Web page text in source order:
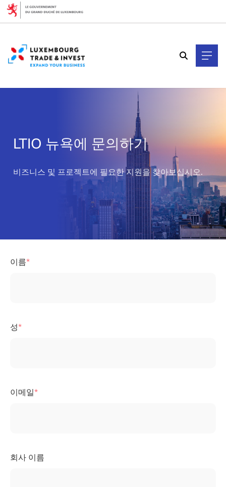
LTIO 뉴욕에 문의하기
비즈니스 및 프로젝트에 필요한 지원을 찾아보십시오.
이름
성
이메일
회사 이름
Cookies management panel